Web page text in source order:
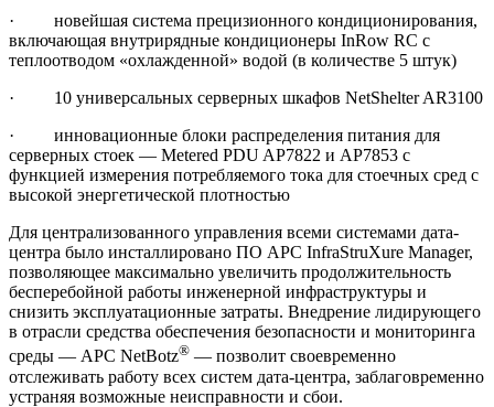
· новейшая система прецизионного кондиционирования,
включающая внутрирядные кондиционеры InRow RC с
теплоотводом «охлажденной» водой (в количестве 5 штук)
· 10 универсальных серверных шкафов NetShelter AR3100
· инновационные блоки распределения питания для
серверных стоек — Metered PDU AP7822 и AP7853 с
функцией измерения потребляемого тока для стоечных сред с
высокой энергетической плотностью
Для централизованного управления всеми системами дата-
центра было инсталлировано ПО APC InfraStruXure Manager,
позволяющее максимально увеличить продолжительность
бесперебойной работы инженерной инфраструктуры и
снизить эксплуатационные затраты. Внедрение лидирующего
в отрасли средства обеспечения безопасности и мониторинга
среды — APC NetBotz® — позволит своевременно
отслеживать работу всех систем дата-центра, заблаговременно
устраняя возможные неисправности и сбои.